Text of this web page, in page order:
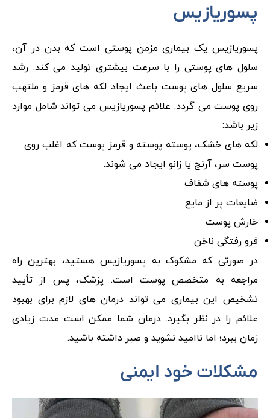
پسوریازیس
پسوریازیس یک بیماری مزمن پوستی است که بدن در آن،
سلول های پوستی را با سرعت بیشتری تولید می کند. رشد
سریع سلول های پوست باعث ایجاد لکه های قرمز و ملتهب
روی پوست می گردد. علائم پسوریازیس می تواند شامل موارد
زیر باشد:
لکه های خشک، پوسته پوسته و قرمز پوست که اغلب روی
پوست سر، آرنج یا زانو ایجاد می شوند.
پوسته های شفاف
ضایعات پر از مایع
خارش پوست
فرو رفتگی ناخن
در صورتی که مشکوک به پسوریازیس هستید، بهترین راه
مراجعه به متخصص پوست است. پزشک، پس از تأیید
تشخیص این بیماری می تواند درمان های لازم برای بهبود
علائم را در نظر بگیرد. درمان شما ممکن است مدت زیادی
زمان ببرد؛ اما ناامید نشوید و صبر داشته باشید.
مشکلات خود ایمنی